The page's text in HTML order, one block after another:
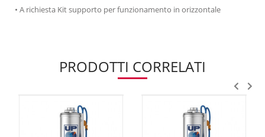
• A richiesta Kit supporto per funzionamento in orizzontale
PRODOTTI CORRELATI